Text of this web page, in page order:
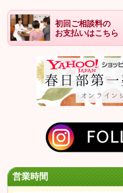
初回ご相談料の
お支払いはこちら
営業時間